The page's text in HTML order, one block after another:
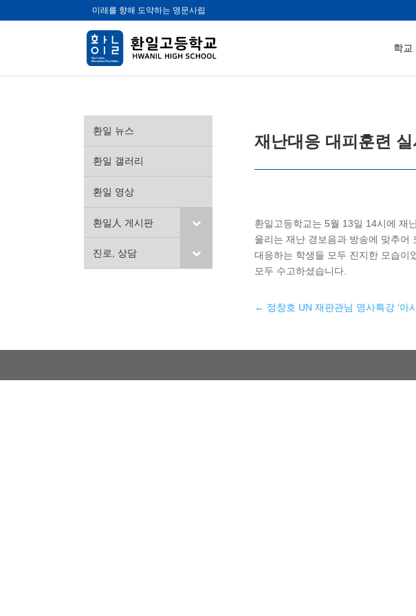
미래를 향해 도약하는 명문사립
학교
재난대응 대피훈련 실
환일고등학교는 5월 13일 14시에 재
울리는 재난 경보음과 방송에 맞추어
대응하는 학생들 모두 진지한 모습이
모두 수고하셨습니다.
← 정창호 UN 재판관님 명사특강 ‘아
환일 뉴스
환일 갤러리
환일 영상
환일人 게시판
진로, 상담